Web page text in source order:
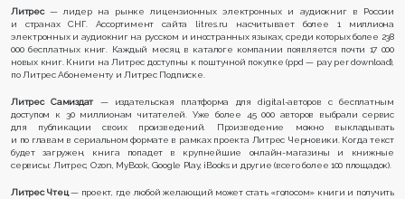
Литрес— лидер на рынке лицензионных электронных и аудиокниг в России
и странах СНГ. Ассортимент сайта litres.ru насчитывает более 1 миллиона
электронных и аудиокниг на русском и иностранных языках, среди которых более 238
000 бесплатных книг. Каждый месяц в каталоге компании появляется почти 17 000
новых книг. Книги на Литрес доступны к поштучной покупке (ppd — pay per download),
по Литрес Абонементу и Литрес Подписке.
Литрес Самиздат — издательская платформа для digital-авторов с бесплатным
доступом к 30 миллионам читателей. Уже более 45 000 авторов выбрали сервис
для публикации своих произведений. Произведение можно выкладывать
и по главам в сериальном формате в рамках проекта Литрес Черновики. Когда текст
будет загружен, книга попадет в крупнейшие онлайн-магазины и книжные
сервисы: Литрес, Ozon, MyBook, Google Play, iBooks и другие (всего более 100 площадок).
Литрес Чтец— проект, где любой желающий может стать «голосом» книги и получить